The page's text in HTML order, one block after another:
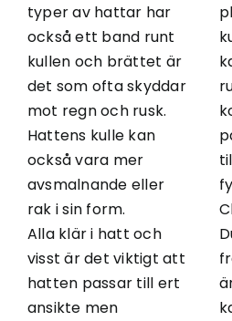
typer av hattar har
också ett band runt
kullen och brättet är
det som ofta skyddar
mot regn och rusk.
Hattens kulle kan
också vara mer
avsmalnande eller
rak i sin form.
Alla klär i hatt och
visst är det viktigt att
hatten passar till ert
ansikte men